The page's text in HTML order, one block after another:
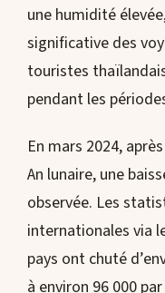
une humidité
significative des
touristes
pendant les
En mars 2024,
An lunaire, une
observée. Les
internationales via
pays ont chuté
à environ 96 000